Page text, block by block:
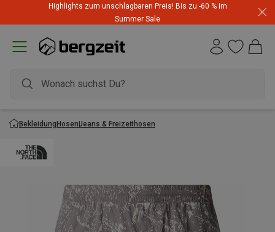
Highlights zum unschlagbaren Preis! Bis zu -60 % im
Summer Sale
BekleidungHosenJeans & Freizeithosen